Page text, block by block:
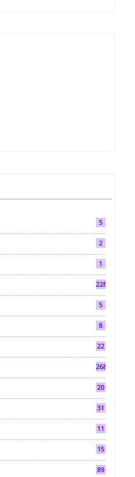
5
2
1
2286
5
8
22
268
20
31
11
15
89